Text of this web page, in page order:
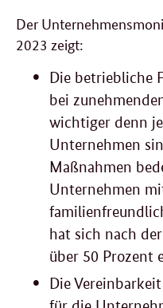
Der
2023 zeigt:
Die betriebliche
bei
wichtiger denn
Unternehmen
Maßnahmen
Unternehmen
hat sich nach
über 50 Prozent
Die